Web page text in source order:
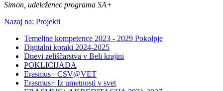
Simon, udeleženec programa SA+
Nazaj na: Projekti
Temeljne kompetence 2023 - 2029 Pokolpje
Digitalni koraki 2024-2025
Dnevi zeliščarstva v Beli krajini
POKLICIJADA
Erasmus+ CSV@VET
Erasmus+ Iz umetnosti v svet